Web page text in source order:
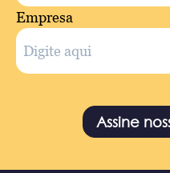
Empresa
Assine